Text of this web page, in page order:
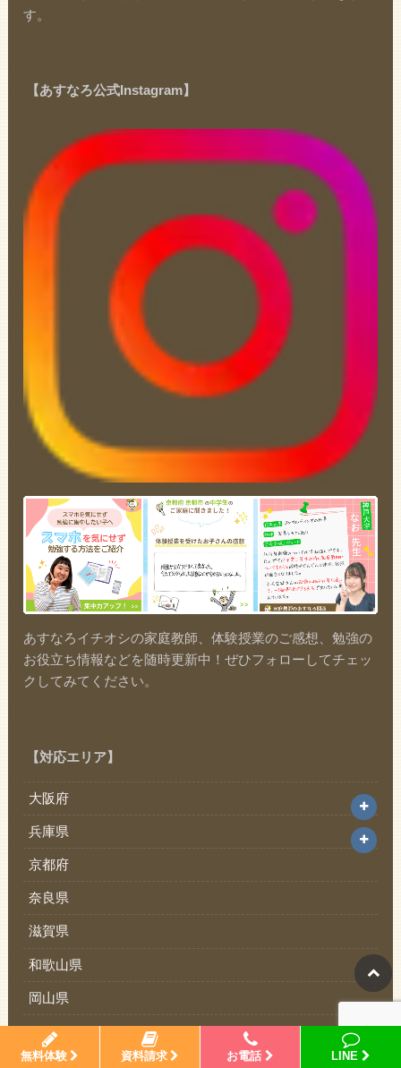
無料体験 資料請求 お電話 LINE
す。
【あすなろ公式Instagram】
あすなろイチオシの家庭教師、体験授業のご感想、勉強の
お役立ち情報などを随時更新中！ぜひフォローしてチェッ
クしてみてください。
【対応エリア】
大阪府
兵庫県
京都府
奈良県
滋賀県
和歌山県
岡山県